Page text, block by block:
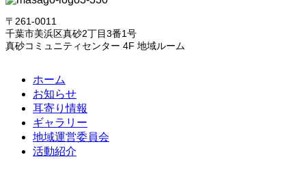
〒261-0011
千葉市美浜区真砂2丁目3番1号
真砂コミュニティセンター 4F 地域ルーム
ホーム
お知らせ
耳寄り情報
ギャラリー
地域運営委員会
活動紹介